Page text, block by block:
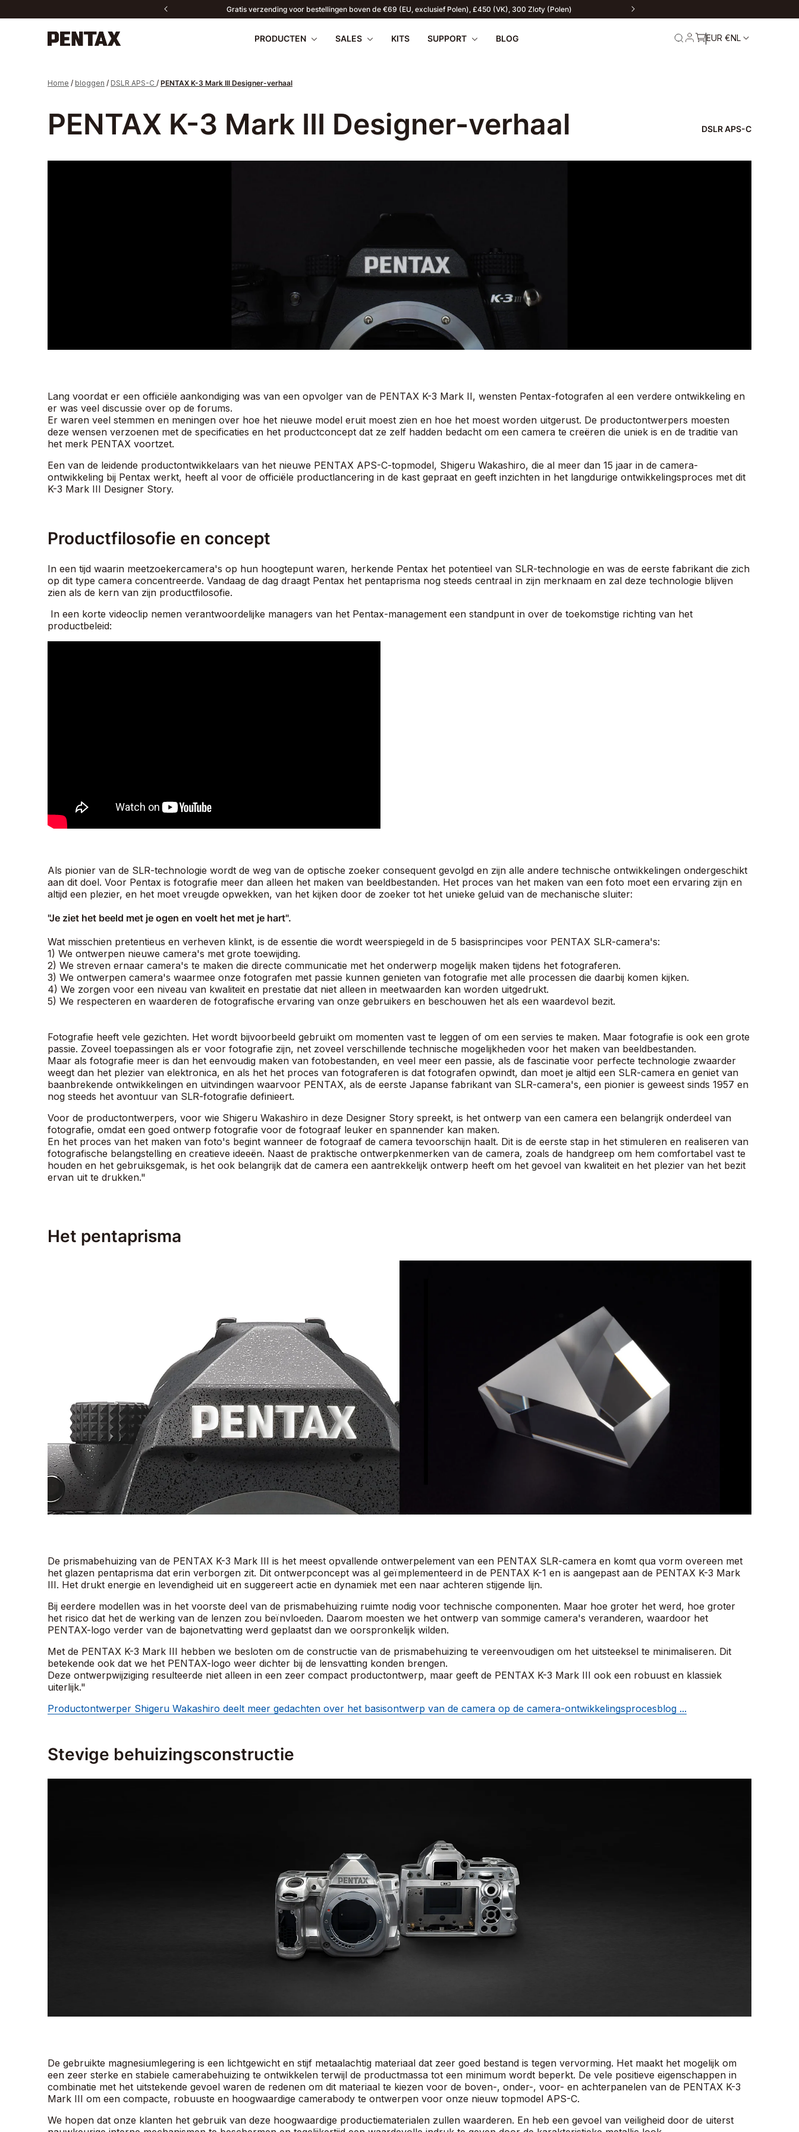
Gratis verzending voor bestellingen boven de €69 (EU, exclusief Polen), £450 (VK), 300 Zloty (Polen)
PRODUCTEN
Camera's
Lenzen
Accessoires
Verrekijkers
SALES KITS SUPPORT BLOG EUR €NL
Home / bloggen / DSLR APS-C / PENTAX K-3 Mark III Designer-verhaal
PENTAX K-3 Mark III Designer-verhaal DSLR APS-C
Lang voordat er een officiële aankondiging was van een opvolger van de PENTAX K-3 Mark II, wensten Pentax-fotografen al een verdere ontwikkeling en
er was veel discussie over op de forums.
Er waren veel stemmen en meningen over hoe het nieuwe model eruit moest zien en hoe het moest worden uitgerust. De productontwerpers moesten
deze wensen verzoenen met de specificaties en het productconcept dat ze zelf hadden bedacht om een ​​camera te creëren die uniek is en de traditie van
het merk PENTAX voortzet.
Een van de leidende productontwikkelaars van het nieuwe PENTAX APS-C-topmodel, Shigeru Wakashiro, die al meer dan 15 jaar in de camera-
ontwikkeling bij Pentax werkt, heeft al voor de officiële productlancering in de kast gepraat en geeft inzichten in het langdurige ontwikkelingsproces met dit
K-3 Mark III Designer Story.
Productfilosofie en concept
In een tijd waarin meetzoekercamera's op hun hoogtepunt waren, herkende Pentax het potentieel van SLR-technologie en was de eerste fabrikant die zich
op dit type camera concentreerde. Vandaag de dag draagt ​​Pentax het pentaprisma nog steeds centraal in zijn merknaam en zal deze technologie blijven
zien als de kern van zijn productfilosofie.
In een korte videoclip nemen verantwoordelijke managers van het Pentax-management een standpunt in over de toekomstige richting van het
productbeleid:
Als pionier van de SLR-technologie wordt de weg van de optische zoeker consequent gevolgd en zijn alle andere technische ontwikkelingen ondergeschikt
aan dit doel. Voor Pentax is fotografie meer dan alleen het maken van beeldbestanden. Het proces van het maken van een foto moet een ervaring zijn en
altijd een plezier, en het moet vreugde opwekken, van het kijken door de zoeker tot het unieke geluid van de mechanische sluiter:
"Je ziet het beeld met je ogen en voelt het met je hart".
Wat misschien pretentieus en verheven klinkt, is de essentie die wordt weerspiegeld in de 5 basisprincipes voor PENTAX SLR-camera's:
1) We ontwerpen nieuwe camera's met grote toewijding.
2) We streven ernaar camera's te maken die directe communicatie met het onderwerp mogelijk maken tijdens het fotograferen.
3) We ontwerpen camera's waarmee onze fotografen met passie kunnen genieten van fotografie met alle processen die daarbij komen kijken.
4) We zorgen voor een niveau van kwaliteit en prestatie dat niet alleen in meetwaarden kan worden uitgedrukt.
5) We respecteren en waarderen de fotografische ervaring van onze gebruikers en beschouwen het als een waardevol bezit.
Fotografie heeft vele gezichten. Het wordt bijvoorbeeld gebruikt om momenten vast te leggen of om een ​​servies te maken. Maar fotografie is ook een grote
passie. Zoveel toepassingen als er voor fotografie zijn, net zoveel verschillende technische mogelijkheden voor het maken van beeldbestanden.
Maar als fotografie meer is dan het eenvoudig maken van fotobestanden, en veel meer een passie, als de fascinatie voor perfecte technologie zwaarder
weegt dan het plezier van elektronica, en als het het proces van fotograferen is dat fotografen opwindt, dan moet je altijd een SLR-camera en geniet van
baanbrekende ontwikkelingen en uitvindingen waarvoor PENTAX, als de eerste Japanse fabrikant van SLR-camera's, een pionier is geweest sinds 1957 en
nog steeds het avontuur van SLR-fotografie definieert.
Voor de productontwerpers, voor wie Shigeru Wakashiro in deze Designer Story spreekt, is het ontwerp van een camera een belangrijk onderdeel van
fotografie, omdat een goed ontwerp fotografie voor de fotograaf leuker en spannender kan maken.
En het proces van het maken van foto's begint wanneer de fotograaf de camera tevoorschijn haalt. Dit is de eerste stap in het stimuleren en realiseren van
fotografische belangstelling en creatieve ideeën. Naast de praktische ontwerpkenmerken van de camera, zoals de handgreep om hem comfortabel vast te
houden en het gebruiksgemak, is het ook belangrijk dat de camera een aantrekkelijk ontwerp heeft om het gevoel van kwaliteit en het plezier van het bezit
ervan uit te drukken."
Het pentaprisma
De prismabehuizing van de PENTAX K-3 Mark III is het meest opvallende ontwerpelement van een PENTAX SLR-camera en komt qua vorm overeen met
het glazen pentaprisma dat erin verborgen zit. Dit ontwerpconcept was al geïmplementeerd in de PENTAX K-1 en is aangepast aan de PENTAX K-3 Mark
III. Het drukt energie en levendigheid uit en suggereert actie en dynamiek met een naar achteren stijgende lijn.
Bij eerdere modellen was in het voorste deel van de prismabehuizing ruimte nodig voor technische componenten. Maar hoe groter het werd, hoe groter
het risico dat het de werking van de lenzen zou beïnvloeden. Daarom moesten we het ontwerp van sommige camera's veranderen, waardoor het
PENTAX-logo verder van de bajonetvatting werd geplaatst dan we oorspronkelijk wilden.
Met de PENTAX K-3 Mark III hebben we besloten om de constructie van de prismabehuizing te vereenvoudigen om het uitsteeksel te minimaliseren. Dit
betekende ook dat we het PENTAX-logo weer dichter bij de lensvatting konden brengen.
Deze ontwerpwijziging resulteerde niet alleen in een zeer compact productontwerp, maar geeft de PENTAX K-3 Mark III ook een robuust en klassiek
uiterlijk."
Productontwerper Shigeru Wakashiro deelt meer gedachten over het basisontwerp van de camera op de camera-ontwikkelingsprocesblog ...
Stevige behuizingsconstructie
De gebruikte magnesiumlegering is een lichtgewicht en stijf metaalachtig materiaal dat zeer goed bestand is tegen vervorming. Het maakt het mogelijk om
een ​​zeer sterke en stabiele camerabehuizing te ontwikkelen terwijl de productmassa tot een minimum wordt beperkt. De vele positieve eigenschappen in
combinatie met het uitstekende gevoel waren de redenen om dit materiaal te kiezen voor de boven-, onder-, voor- en achterpanelen van de PENTAX K-3
Mark III om een ​​compacte, robuuste en hoogwaardige camerabody te ontwerpen voor onze nieuw topmodel APS-C.
We hopen dat onze klanten het gebruik van deze hoogwaardige productiematerialen zullen waarderen. En heb een gevoel van veiligheid door de uiterst